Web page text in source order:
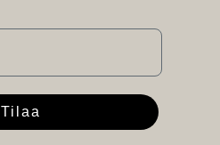
Tilaa